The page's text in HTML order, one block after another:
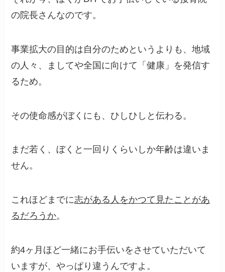
の院長さんなのです。
事業拡大の目的は自分のためというよりも、地域
の人々、ましてや全国に向けて「健康」を発信す
るため。
その使命感がぼくにも、ひしひしと伝わる。
まだ若く、ぼくと一回りくらいしか年齢は違いま
せん。
これほどまでに志がある人をかつて見たことがあ
るだろうか。
約4ヶ月ほど一緒にお手伝いをさせていただいて
いますが、やっぱり違うんですよ。